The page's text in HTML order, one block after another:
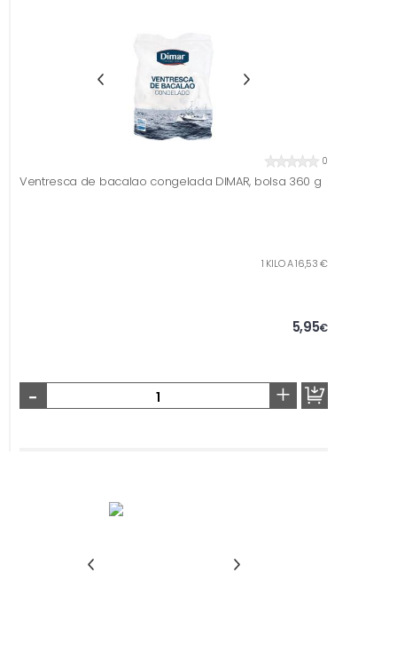
0
Ventresca de bacalao congelada DIMAR, bolsa 360 g
1 KILO A 16,53 €
5,95€
- +